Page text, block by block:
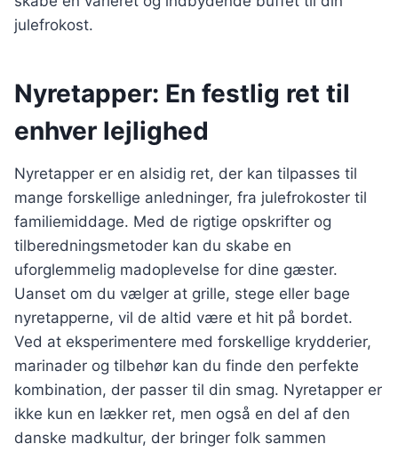
julefrokost.
Nyretapper: En festlig ret til
enhver lejlighed
Nyretapper er en alsidig ret, der kan tilpasses til
mange forskellige anledninger, fra julefrokoster til
familiemiddage. Med de rigtige opskrifter og
tilberedningsmetoder kan du skabe en
uforglemmelig madoplevelse for dine gæster.
Uanset om du vælger at grille, stege eller bage
nyretapperne, vil de altid være et hit på bordet.
Ved at eksperimentere med forskellige krydderier,
marinader og tilbehør kan du finde den perfekte
kombination, der passer til din smag. Nyretapper er
ikke kun en lækker ret, men også en del af den
danske madkultur, der bringer folk sammen